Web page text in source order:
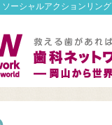
ーシャルアクションリング